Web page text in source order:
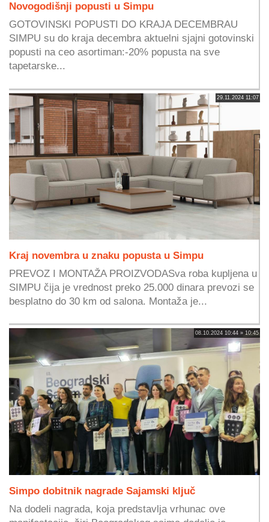
Novogodišnji popusti u Simpu
GOTOVINSKI POPUSTI DO KRAJA DECEMBRAU
SIMPU su do kraja decembra aktuelni sjajni gotovinski
popusti na ceo asortiman:-20% popusta na sve
tapetarske...
29.11.2024 11:07
Kraj novembra u znaku popusta u Simpu
PREVOZ I MONTAŽA PROIZVODASva roba kupljena u
SIMPU čija je vrednost preko 25.000 dinara prevozi se
besplatno do 30 km od salona. Montaža je...
08.10.2024 10:44 » 10:45
Simpo dobitnik nagrade Sajamski ključ
Na dodeli nagrada, koja predstavlja vrhunac ove